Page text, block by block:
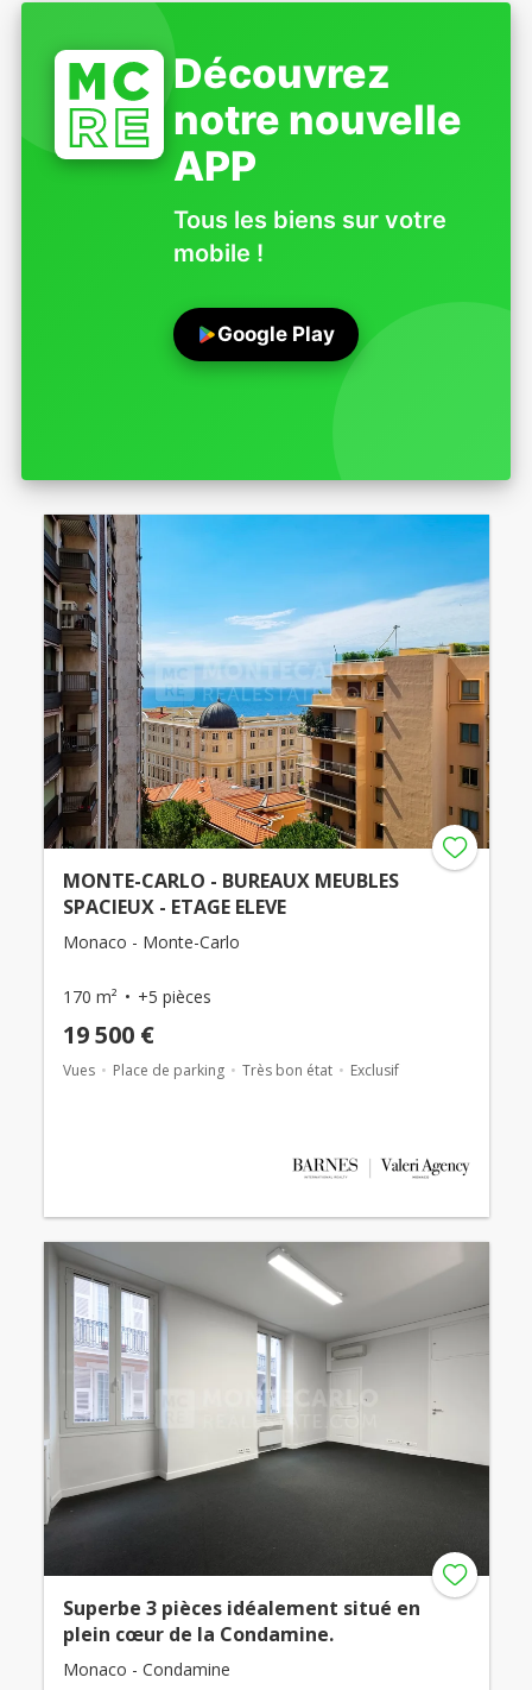
Découvrez
notre nouvelle
APP
Tous les biens sur votre
mobile !
Google Play
MONTE-CARLO - BUREAUX MEUBLES
SPACIEUX - ETAGE ELEVE
Monaco - Monte-Carlo
170 m² +5 pièces
19 500 €
Vues Place de parking Très bon état Exclusif
Superbe 3 pièces idéalement situé en
plein cœur de la Condamine.
Monaco - Condamine